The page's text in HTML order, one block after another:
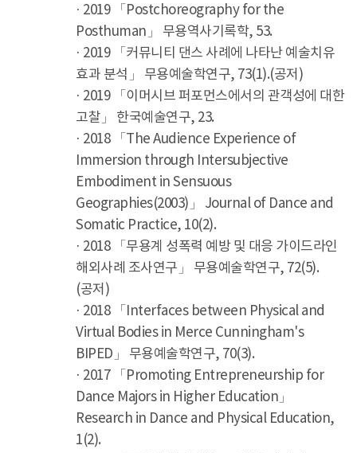
· 2019 「Postchoreography for the
Posthuman」 무용역사기록학, 53.
· 2019 「커뮤니티 댄스 사례에 나타난 예술치유
효과 분석」 무용예술학연구, 73(1).(공저)
· 2019 「이머시브 퍼포먼스에서의 관객성에 대한
고찰」 한국예술연구, 23.
· 2018 「The Audience Experience of
Immersion through Intersubjective
Embodiment in Sensuous
Geographies(2003)」 Journal of Dance and
Somatic Practice, 10(2).
· 2018 「무용계 성폭력 예방 및 대응 가이드라인
해외사례 조사연구」 무용예술학연구, 72(5).
(공저)
· 2018 「Interfaces between Physical and
Virtual Bodies in Merce Cunningham's
BIPED」 무용예술학연구, 70(3).
· 2017 「Promoting Entrepreneurship for
Dance Majors in Higher Education」
Research in Dance and Physical Education,
1(2).